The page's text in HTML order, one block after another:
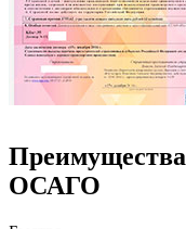
Преимущества
ОСАГО